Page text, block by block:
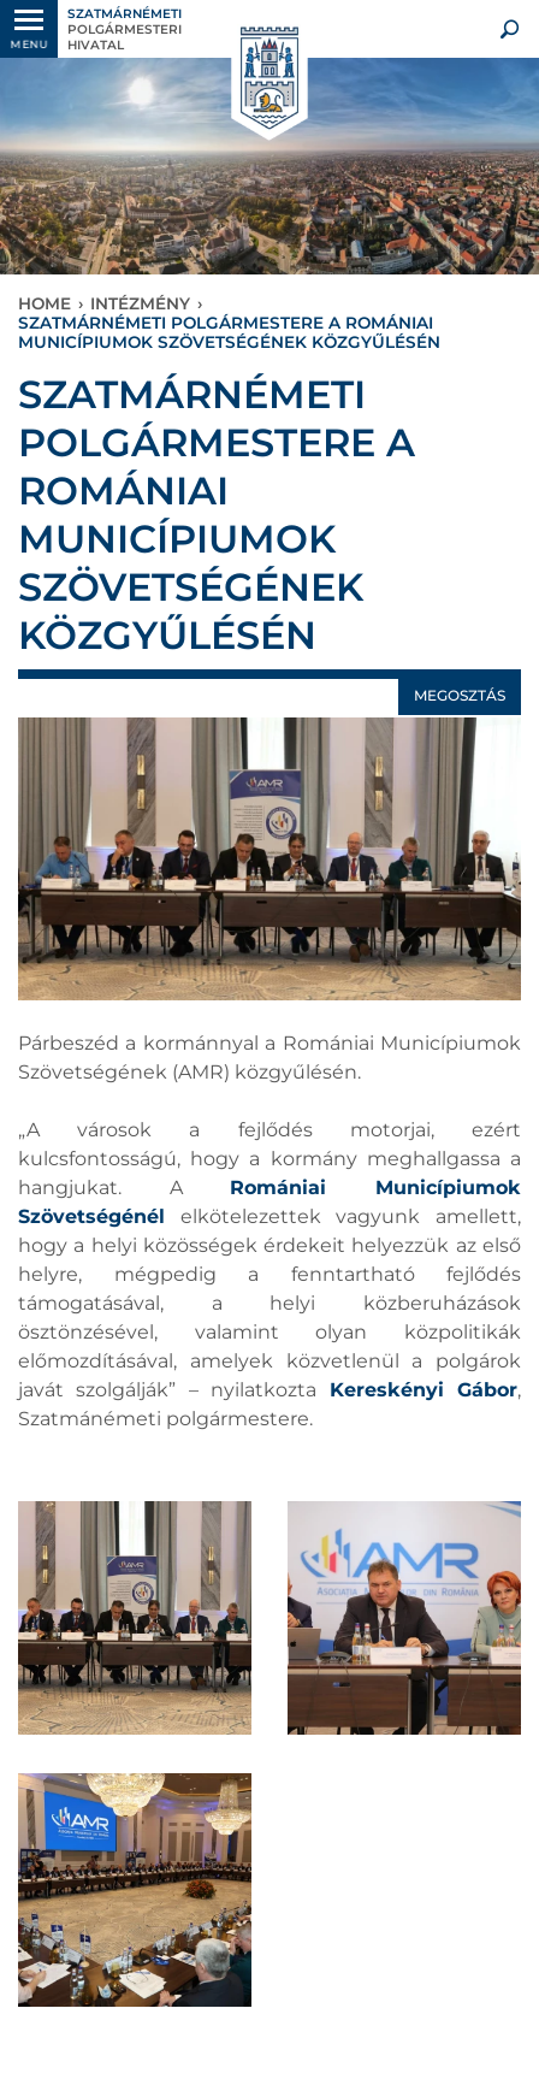
MENU
SZATMÁRNÉMETI
POLGÁRMESTERI
HIVATAL
HOME › INTÉZMÉNY ›
SZATMÁRNÉMETI POLGÁRMESTERE A ROMÁNIAI
MUNICÍPIUMOK SZÖVETSÉGÉNEK KÖZGYŰLÉSÉN
SZATMÁRNÉMETI
POLGÁRMESTERE A
ROMÁNIAI
MUNICÍPIUMOK
SZÖVETSÉGÉNEK
KÖZGYŰLÉSÉN
MEGOSZTÁS
Párbeszéd a kormánnyal a Romániai Municípiumok
Szövetségének (AMR) közgyűlésén.
„A városok a fejlődés motorjai, ezért
kulcsfontosságú, hogy a kormány meghallgassa a
hangjukat. A Romániai Municípiumok
Szövetségénél
elkötelezettek vagyunk amellett,
hogy a helyi közösségek érdekeit helyezzük az első
helyre, mégpedig a fenntartható fejlődés
támogatásával, a helyi közberuházások
ösztönzésével, valamint olyan közpolitikák
előmozdításával, amelyek közvetlenül a polgárok
javát szolgálják” – nyilatkozta Kereskényi Gábor,
Szatmánémeti polgármestere.